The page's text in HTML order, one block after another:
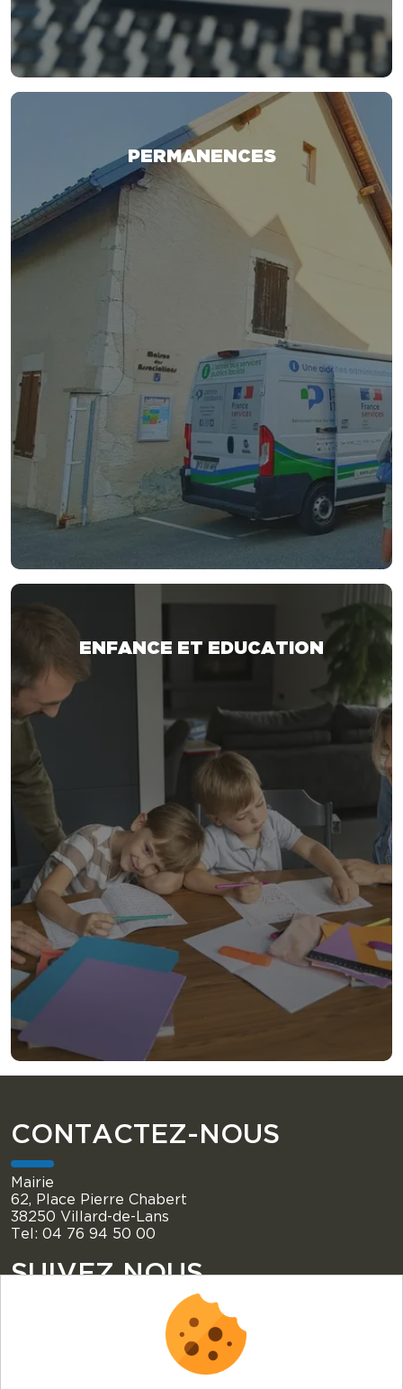
PERMANENCES
ENFANCE ET EDUCATION
CONTACTEZ-NOUS
Mairie
62, Place Pierre Chabert
38250 Villard-de-Lans
Tel: 04 76 94 50 00
SUIVEZ NOUS